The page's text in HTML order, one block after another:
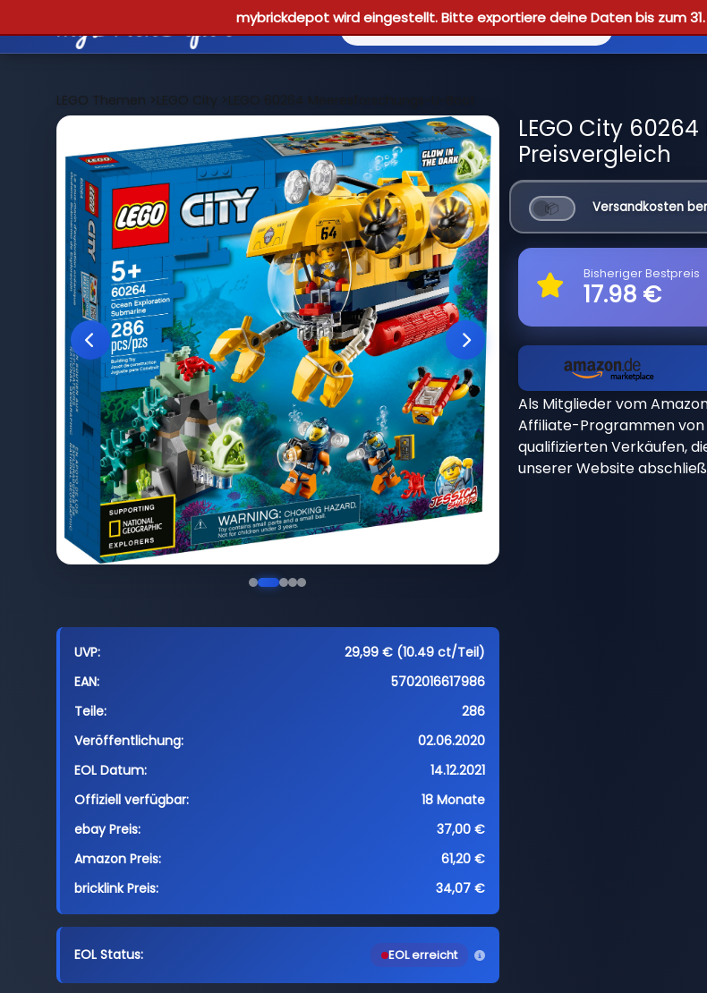
mybrickdepot wird eingestellt. Bitte exportiere deine Daten bis zum 31.
LEGO Themen >LEGO City >LEGO 60264 Meeresforschungs-U-Boot
UVP:
29,99 € (10.49 ct/Teil)
EAN:
5702016617986
Teile:
286
Veröffentlichung:
02.06.2020
EOL Datum:
14.12.2021
Offiziell verfügbar:
18 Monate
ebay Preis:
37,00 €
Amazon Preis:
61,20 €
bricklink Preis:
34,07 €
EOL Status: EOL erreicht
LEGO City
Preisvergleich
Versandkosten
Bisheriger Bestpreis
17.98 €
Als Mitglieder vom
Affiliate-Programmen von
qualifizierten Verkäufen,
unserer Website